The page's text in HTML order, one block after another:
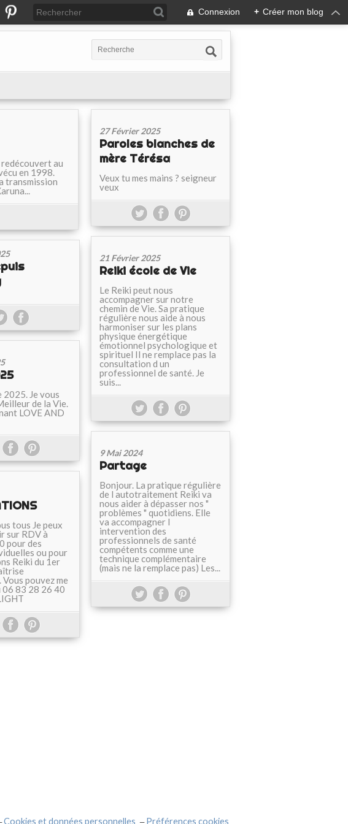
Connexion + Créer mon blog
au
en 1998.
transmission
27 Février 2025
Paroles blanches de
mère Térésa
Veux tu mes mains ? seigneur
veux
21 Février 2025
Reiki école de Vie
Le Reiki peut nous
accompagner sur notre
chemin de Vie. Sa pratique
régulière nous aide à nous
harmoniser sur les plans
physique énergétique
émotionnel psychologique et
spirituel Il ne remplace pas la
consultation d un
professionnel de santé. Je
suis...
2025. Je vous
de la Vie.
LOVE AND
9 Mai 2024
Partage
Bonjour. La pratique régulière
de l autotraitement Reiki va
nous aider à dépasser nos "
problèmes " quotidiens. Elle
va accompagner l
intervention des
professionnels de santé
compétents comme une
technique complémentaire
(mais ne la remplace pas) Les...
tous Je peux
sur RDV à
pour des
ou pour
Reiki du 1er
pouvez me
83 28 26 40
Cookies et données personnelles Préférences cookies